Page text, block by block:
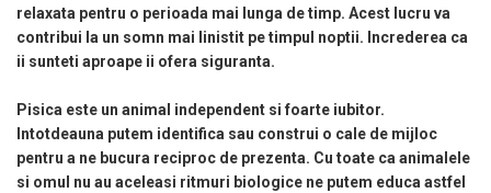
relaxata pentru o perioada mai lunga de timp. Acest lucru va
contribui la un somn mai linistit pe timpul noptii. Increderea ca
ii sunteti aproape ii ofera siguranta.
Pisica este un animal independent si foarte iubitor.
Intotdeauna putem identifica sau construi o cale de mijloc
pentru a ne bucura reciproc de prezenta. Cu toate ca animalele
si omul nu au aceleasi ritmuri biologice ne putem educa astfel